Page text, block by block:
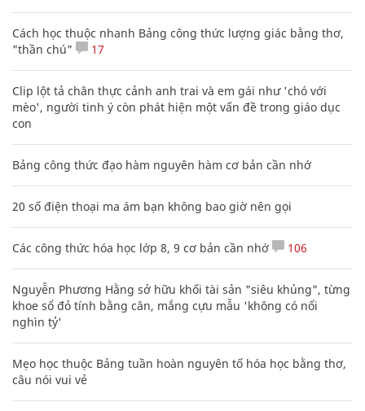
Cách học thuộc nhanh Bảng công thức lượng giác bằng thơ,
"thần chú"
17
Clip lột tả chân thực cảnh anh trai và em gái như 'chó với
mèo', người tinh ý còn phát hiện một vấn đề trong giáo dục
con
Bảng công thức đạo hàm nguyên hàm cơ bản cần nhớ
20 số điện thoại ma ám bạn không bao giờ nên gọi
Các công thức hóa học lớp 8, 9 cơ bản cần nhớ 106
Nguyễn Phương Hằng sở hữu khối tài sản "siêu khủng", từng
khoe sổ đỏ tính bằng cân, mắng cựu mẫu 'không có nổi
nghìn tỷ'
Mẹo học thuộc Bảng tuần hoàn nguyên tố hóa học bằng thơ,
câu nói vui vẻ